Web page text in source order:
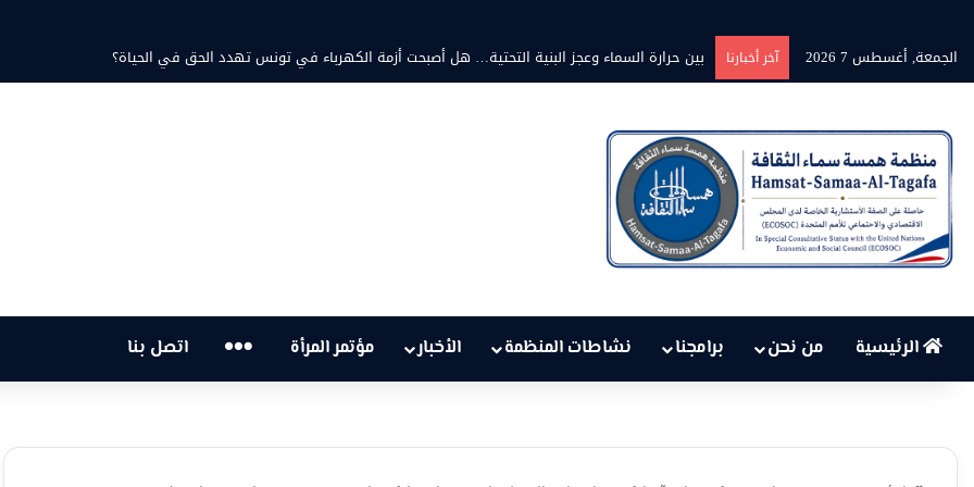
الجمعة, أغسطس 7 2026
آخر أخبارنا برنامج” قلوب شاعرة” بين الشاعر محمد ثابت والشاعرة فاطمة الزامل: عزف على أوتار الحنين وشجن القوافي
الرئيسية من نحن برامجنا نشاطات المنظمة الأخبار مؤتمر المرأة … اتصل بنا